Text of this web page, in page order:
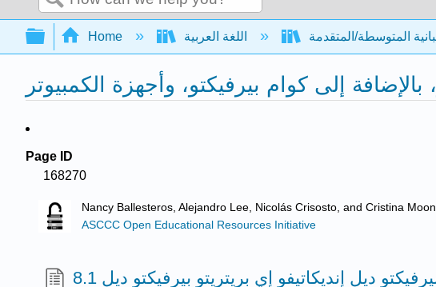
Search
Expand/collapse global hierarchy
Home
Page ID
168270
Nancy Ballesteros, Alejandro Lee, Nicolás Crisosto, and Cristina Moon
ASCCC Open Educational Resources Initiative
8.1 بريتريتو بيرفيكتو ديل إنديكاتيفو إي بريتريتو بيرفيكتو ديل